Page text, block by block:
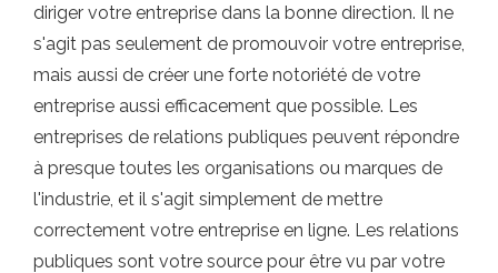
diriger votre entreprise dans la bonne direction. Il ne
s'agit pas seulement de promouvoir votre entreprise,
mais aussi de créer une forte notoriété de votre
entreprise aussi efficacement que possible. Les
entreprises de relations publiques peuvent répondre
à presque toutes les organisations ou marques de
l'industrie, et il s'agit simplement de mettre
correctement votre entreprise en ligne. Les relations
publiques sont votre source pour être vu par votre